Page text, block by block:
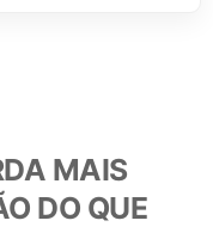
MAIS
DO QUE